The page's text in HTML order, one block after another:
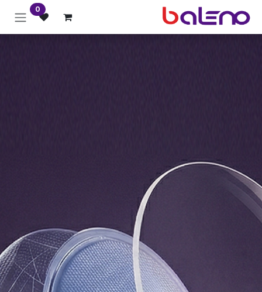
تخطي للذهاب إلى المحتوى 0